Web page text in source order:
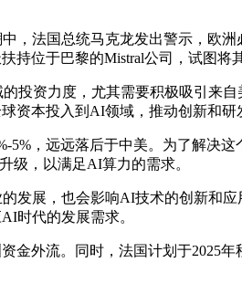
国总统马克龙发出警示，欧洲
位于巴黎的Mistral公司，试图将
力度，尤其需要积极吸引来自
资本投入到AI领域，推动创新和研
，远远落后于中美。为了解决这
级，以满足AI算力的需求。
展，也会影响AI技术的创新和应
时代的发展需求。
流。同时，法国计划于2025年